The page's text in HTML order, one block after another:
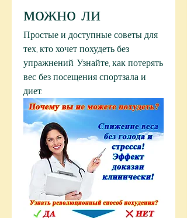
можно ли
Простые и доступные советы для
тех, кто хочет похудеть без
упражнений. Узнайте, как потерять
вес без посещения спортзала и
диет.